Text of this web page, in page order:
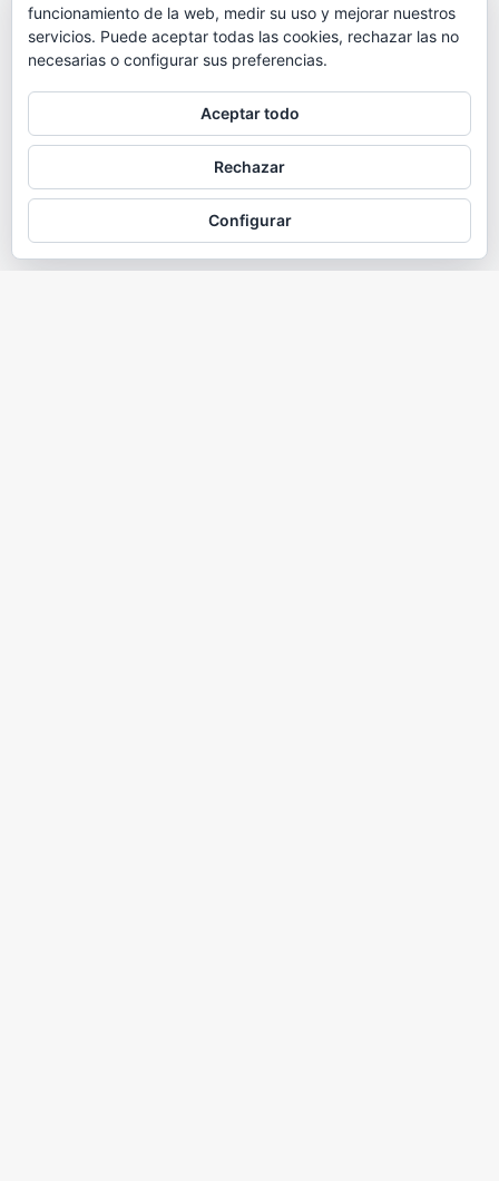
funcionamiento de la web, medir su uso y mejorar nuestros
servicios. Puede aceptar todas las cookies, rechazar las no
necesarias o configurar sus preferencias.
Aceptar todo
Rechazar
Configurar